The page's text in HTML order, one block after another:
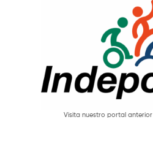
Visita nuestro portal anterior